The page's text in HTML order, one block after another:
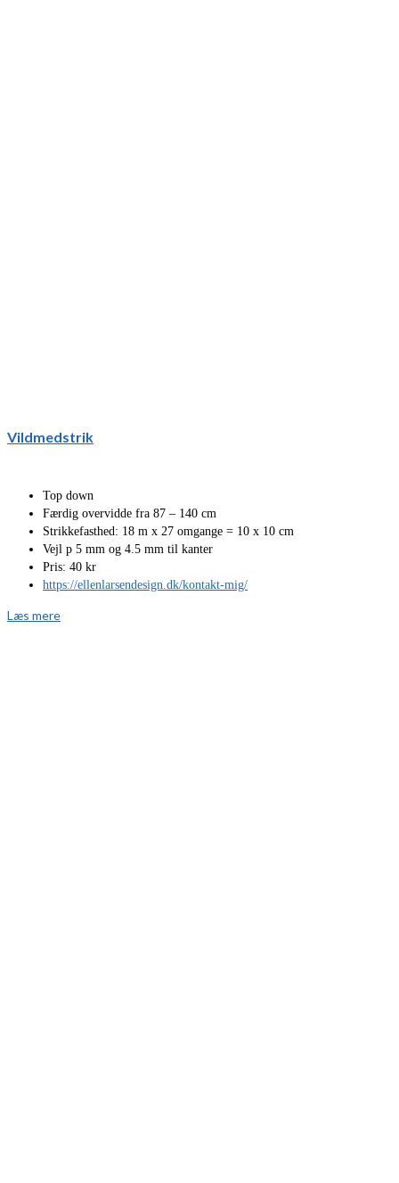
Vildmedstrik
Top down
Færdig overvidde fra 87 – 140 cm
Strikkefasthed: 18 m x 27 omgange = 10 x 10 cm
Vejl p 5 mm og 4.5 mm til kanter
Pris: 40 kr
https://ellenlarsendesign.dk/kontakt-mig/
Læs mere